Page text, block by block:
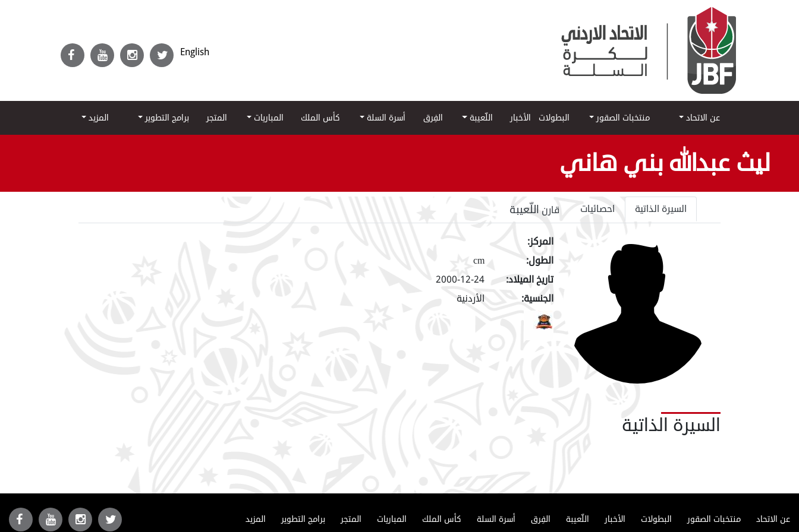
English
عن الاتحاد منتخبات الصقور البطولات الأخبار اللّعيبة الفِرق أسرة السلة كأس الملك المباريات المتجر برامج التطوير المزيد
ليث عبدالله بني هاني
السيرة الذاتية احصائيات قارن اللّعيبة
المركز:
الطول:
cm
تاريخ الميلاد:
2000-12-24
الجنسية:
الأردنية
السيرة الذاتية
عن الاتحاد منتخبات الصقور البطولات الأخبار اللّعيبة الفِرق أسرة السلة كأس الملك المباريات المتجر برامج التطوير المزيد